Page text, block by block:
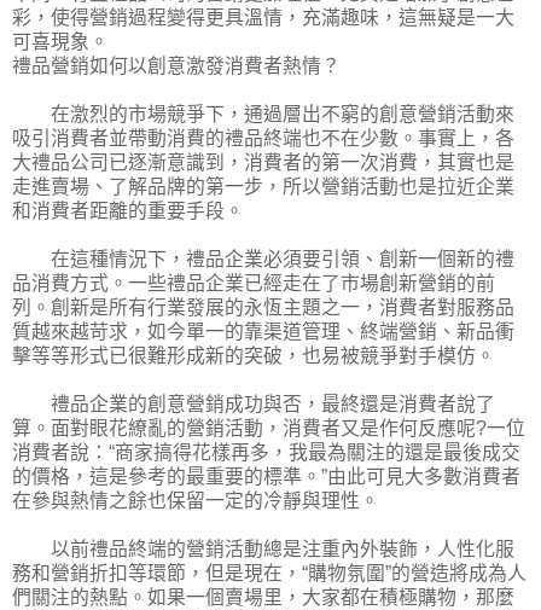
彩，使得營銷過程變得更具溫情，充滿趣味，這無疑是一大
可喜現象。
禮品營銷如何以創意激發消費者熱情？
在激烈的市場競爭下，通過層出不窮的創意營銷活動來
吸引消費者並帶動消費的禮品終端也不在少數。事實上，各
大禮品公司已逐漸意識到，消費者的第一次消費，其實也是
走進賣場、了解品牌的第一步，所以營銷活動也是拉近企業
和消費者距離的重要手段。
在這種情況下，禮品企業必須要引領、創新一個新的禮
品消費方式。一些禮品企業已經走在了市場創新營銷的前
列。創新是所有行業發展的永恆主題之一，消費者對服務品
質越來越苛求，如今單一的靠渠道管理、終端營銷、新品衝
擊等等形式已很難形成新的突破，也易被競爭對手模仿。
禮品企業的創意營銷成功與否，最終還是消費者說了
算。面對眼花繚亂的營銷活動，消費者又是作何反應呢?一位
消費者說：“商家搞得花樣再多，我最為關注的還是最後成交
的價格，這是參考的最重要的標準。”由此可見大多數消費者
在參與熱情之餘也保留一定的冷靜與理性。
以前禮品終端的營銷活動總是注重內外裝飾，人性化服
務和營銷折扣等環節，但是現在，“購物氛圍”的營造將成為人
們關注的熱點。如果一個賣場里，大家都在積極購物，那麼